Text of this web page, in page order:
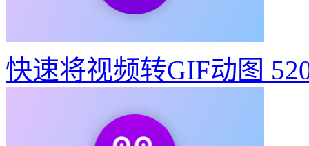
快速将视频转GIF动图